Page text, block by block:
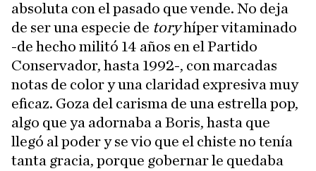
absoluta con el pasado que vende. No deja
de ser una especie de toryhíper vitaminado
-de hecho militó 14 años en el Partido
Conservador, hasta 1992-, con marcadas
notas de color y una claridad expresiva muy
eficaz. Goza del carisma de una estrella pop,
algo que ya adornaba a Boris, hasta que
llegó al poder y se vio que el chiste no tenía
tanta gracia, porque gobernar le quedaba